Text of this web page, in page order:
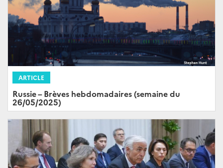
ARTICLE
Russie – Brèves hebdomadaires (semaine du
26/05/2025)